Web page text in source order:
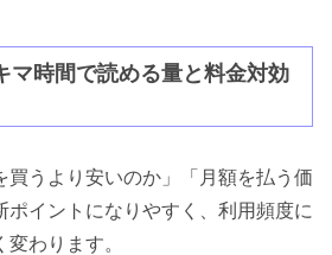
マ時間で読める量と料金対効
買うより安いのか」「月額を払う価
ポイントになりやすく、利用頻度に
わります。